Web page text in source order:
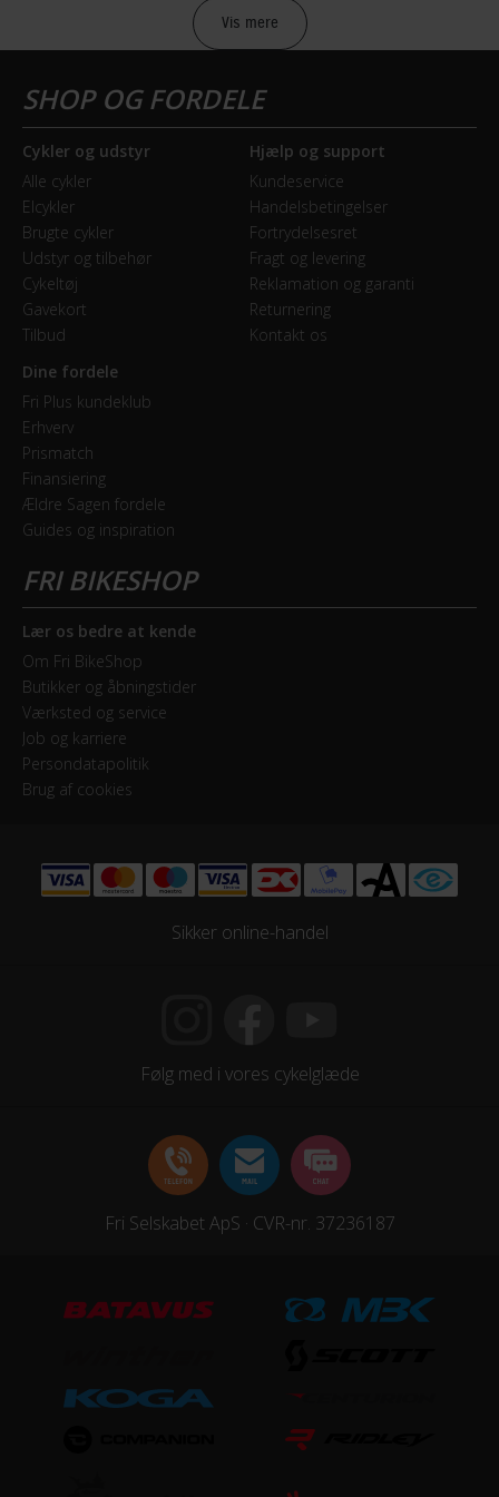
performance eller kvalitet.
Lær mere
SCOTT Scale
SCOTT Scale-serien er hardtail MTB’er i topklasse med
lav vægt og race-inspireret geometri. Cyklerne er
udviklet til at accelerere hurtigt, klatre effektivt og give
præcis kontrol i teknisk terræn. Et oplagt valg for
ryttere, der vil presse sig selv og udstyret til det yderste.
Lær mere
Cross Country (XC)
BREMSER
Bagbremse
Hydraulisk skivebremse
Forbremse
Hydraulisk skivebremse Shimano BR-M365
GEAR
Bagskifter
Shimano XT
Forskifter
Geartype
Kassette
Shimano CS-HG50-10 - 11-36T
Kranksæt
Samlet antal gear
30
Syncros X20
27,5″
Vis mere
Cykler og udstyr
Alle cykler
Elcykler
Brugte cykler
Udstyr og tilbehør
Cykeltøj
Gavekort
Tilbud
Hjælp og support
Kundeservice
Handelsbetingelser
Fortrydelsesret
Fragt og levering
Reklamation og garanti
Returnering
Kontakt os
Dine fordele
Fri Plus kundeklub
Erhverv
Prismatch
Finansiering
Ældre Sagen fordele
Guides og inspiration
Lær os bedre at kende
Om Fri BikeShop
Butikker og åbningstider
Værksted og service
Job og karriere
Persondatapolitik
Brug af cookies
Sikker online-handel
Følg med i vores cykelglæde
Fri Selskabet ApS · CVR-nr. 37236187